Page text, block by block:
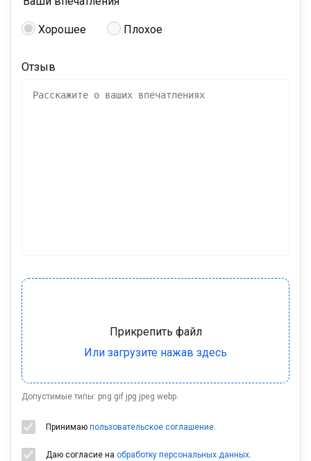
Хорошее Плохое
Отзыв
Допустимые типы: png gif jpg jpeg webp.
Принимаю пользовательское соглашение.
Даю согласие на обработку персональных данных.